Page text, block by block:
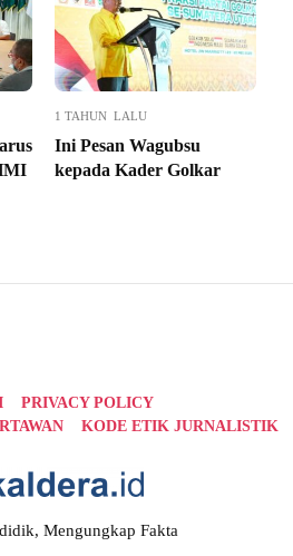
1 TAHUN LALU
Ini Pesan Wagubsu
kepada Kader Golkar
PRIVACY POLICY
KODE ETIK JURNALISTIK
Mengungkap Fakta